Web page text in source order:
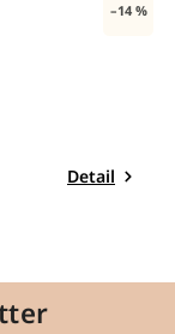
–14 %
Detail